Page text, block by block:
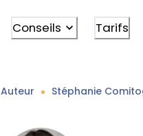
Conseils Tarifs
Auteur Stéphanie